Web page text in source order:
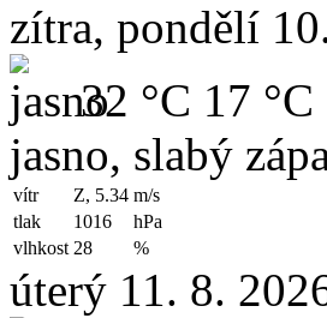
zítra, pondělí
32 °C 17 °C
jasno, slabý
vítr Z, 5.34 m/s
tlak
1016
hPa
vlhkost 28 %
úterý 11. 8.